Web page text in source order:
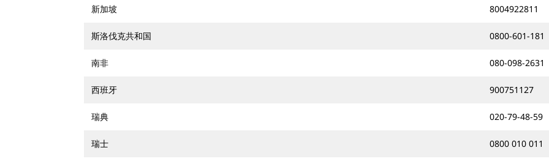
新加坡 8004922811
斯洛伐克共和国 0800-601-181
南非 080-098-2631
西班牙 900751127
瑞典 020-79-48-59
瑞士 0800 010 011